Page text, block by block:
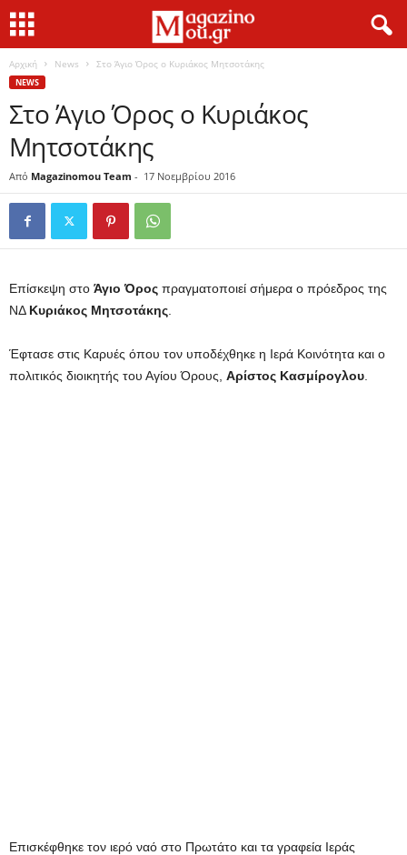
Αρχική News Στο Άγιο Όρος ο Κυριάκος Μητσοτάκης
NEWS
Στο Άγιο Όρος ο Κυριάκος
Μητσοτάκης
Από Magazinomou Team - 17 Νοεμβρίου 2016
Επίσκεψη στο Άγιο Όρος πραγματοποιεί σήμερα ο πρόεδρος της
ΝΔ Κυριάκος Μητσοτάκης
Έφτασε στις Καρυές όπου τον υποδέχθηκε η Ιερά Κοινότητα και ο
πολιτικός διοικητής του Αγίου Όρους, Αρίστος Κασμίρογλου
Επισκέφθηκε τον ιερό ναό στο Πρωτάτο και τα γραφεία Ιεράς